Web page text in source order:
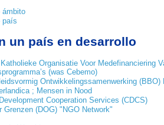
ámbito
país
un país en desarrollo
Organisatie Voor Medefinanciering
(was Cebemo)
Ontwikkelingssamenwerking (BBO)
; Mensen in Nood
Cooperation Services (CDCS)
Grenzen (DOG) "NGO Network"